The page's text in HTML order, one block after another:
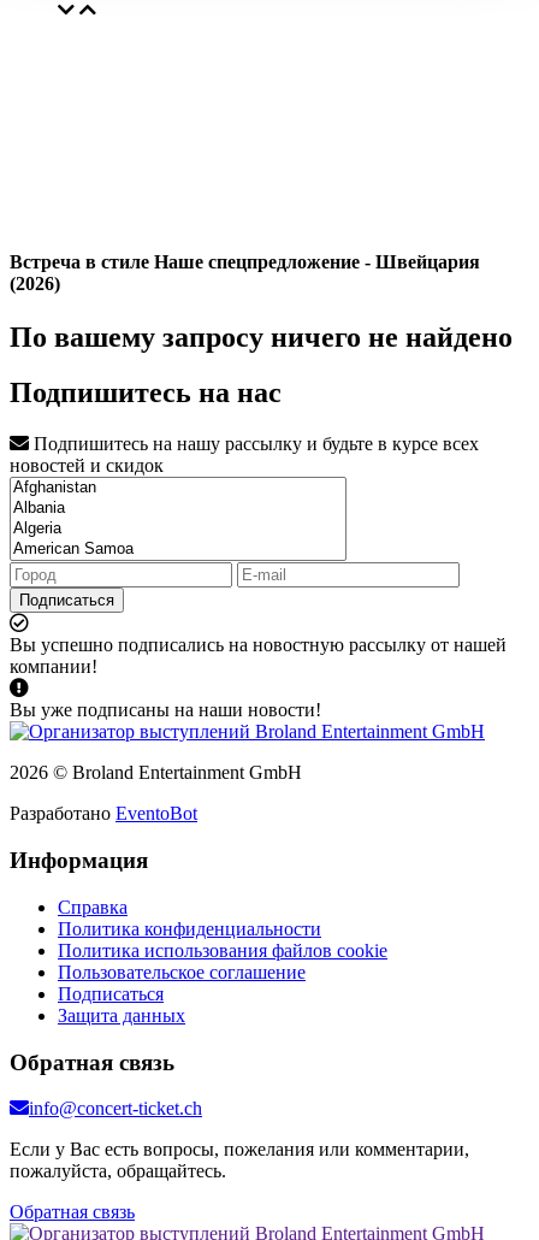
Встреча в стиле Наше спецпредложение - Швейцария
(2026)
По вашему запросу ничего не найдено
Подпишитесь на нас
Подпишитесь на нашу рассылку и будьте в курсе всех
новостей и скидок
Подписаться
Вы успешно подписались на новостную рассылку от нашей
компании!
Вы уже подписаны на наши новости!
2026 © Broland Entertainment GmbH
Разработано EventoBot
Информация
Справка
Политика конфиденциальности
Политика использования файлов cookie
Пользовательское соглашение
Подписаться
Защита данных
Обратная связь
info@concert-ticket.ch
Если у Вас есть вопросы, пожелания или комментарии,
пожалуйста, обращайтесь.
Обратная связь